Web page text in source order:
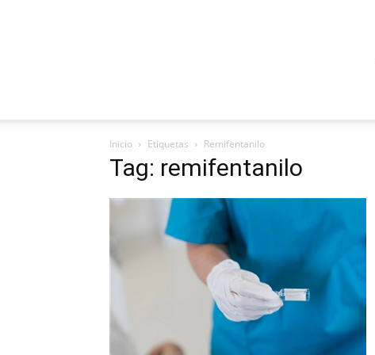
Inicio Etiquetas Remifentanilo
Tag: remifentanilo